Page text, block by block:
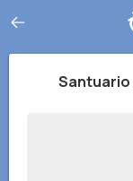
Santuario